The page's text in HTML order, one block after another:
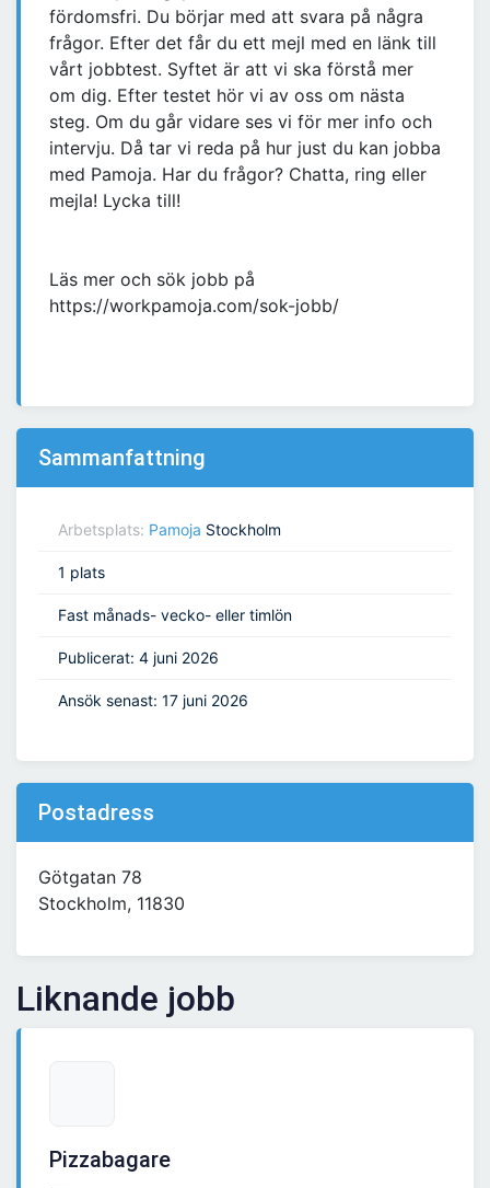
fördomsfri. Du börjar med att svara på några
frågor. Efter det får du ett mejl med en länk till
vårt jobbtest. Syftet är att vi ska förstå mer
om dig. Efter testet hör vi av oss om nästa
steg. Om du går vidare ses vi för mer info och
intervju. Då tar vi reda på hur just du kan jobba
med Pamoja. Har du frågor? Chatta, ring eller
mejla! Lycka till!
Läs mer och sök jobb på
https://workpamoja.com/sok-jobb/
Sammanfattning
Arbetsplats: Pamoja Stockholm
1 plats
Fast månads- vecko- eller timlön
Publicerat: 4 juni 2026
Ansök senast: 17 juni 2026
Postadress
Götgatan 78
Stockholm, 11830
Liknande jobb
Pizzabagare